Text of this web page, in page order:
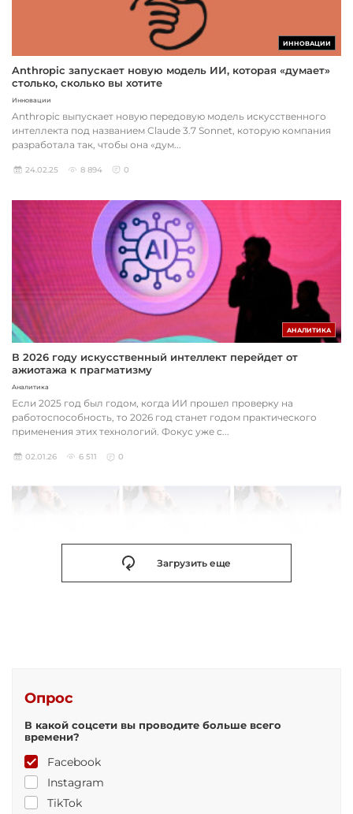
ИННОВАЦИИ
Anthropic запускает новую модель ИИ, которая «думает»
столько, сколько вы хотите
Инновации
Anthropic выпускает новую передовую модель искусственного
интеллекта под названием Claude 3.7 Sonnet, которую компания
разработала так, чтобы она «дум...
24.02.25 8 894 0
АНАЛИТИКА
В 2026 году искусственный интеллект перейдет от
ажиотажа к прагматизму
Аналитика
Если 2025 год был годом, когда ИИ прошел проверку на
работоспособность, то 2026 год станет годом практического
применения этих технологий. Фокус уже с...
02.01.26 6 511 0
Загрузить еще
Опрос
В какой соцсети вы проводите больше всего
времени?
Facebook
Instagram
TikTok